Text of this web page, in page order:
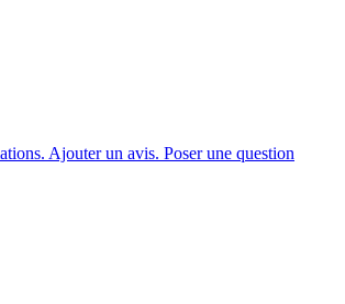
Ajouter un avis. Poser une question